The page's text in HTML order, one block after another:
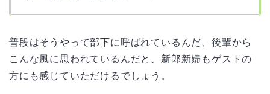
普段はそうやって部下に呼ばれているんだ、後輩から
こんな風に思われているんだと、新郎新婦もゲストの
方にも感じていただけるでしょう。